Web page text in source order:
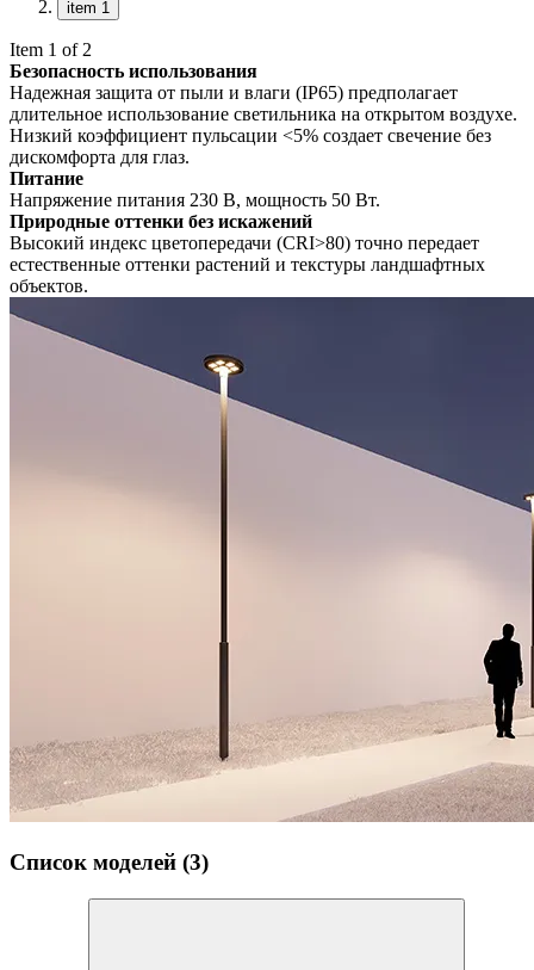
item 1
Item 1 of 2
Безопасность использования
Надежная защита от пыли и влаги (IP65) предполагает
длительное использование светильника на открытом воздухе.
Низкий коэффициент пульсации <5% создает свечение без
дискомфорта для глаз.
Питание
Напряжение питания 230 В, мощность 50 Вт.
Природные оттенки без искажений
Высокий индекс цветопередачи (CRI>80) точно передает
естественные оттенки растений и текстуры ландшафтных
объектов.
Список моделей (3)